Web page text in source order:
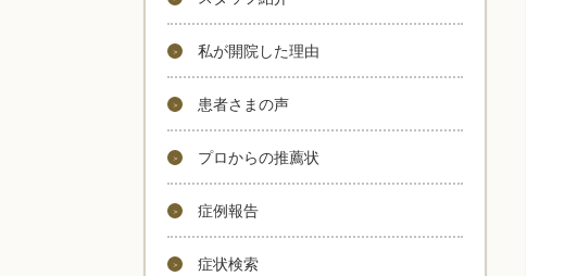
私が開院した理由
患者さまの声
プロからの推薦状
症例報告
症状検索